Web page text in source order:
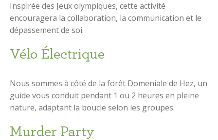
Inspirée des Jeux olympiques, cette activité
encouragera la collaboration, la communication et le
dépassement de soi.
Vélo Électrique
Nous sommes à côté de la forêt Domeniale de Hez, un
guide vous conduit pendant 1 ou 2 heures en pleine
nature, adaptant la boucle selon les groupes.
Murder Party